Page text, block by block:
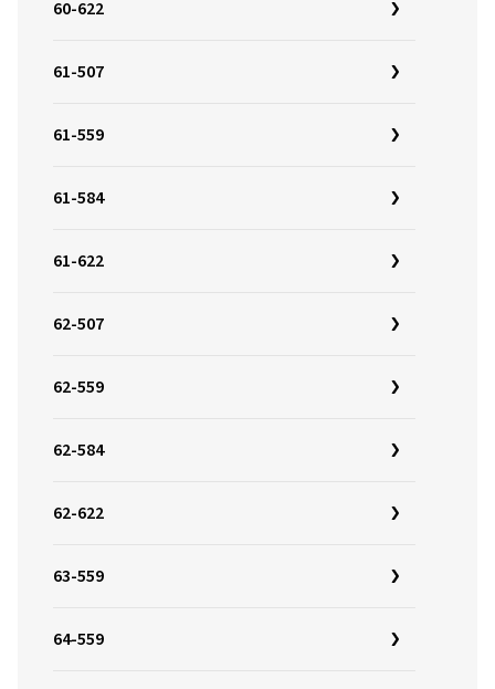
60-622
61-507
61-559
61-584
61-622
62-507
62-559
62-584
62-622
63-559
64-559